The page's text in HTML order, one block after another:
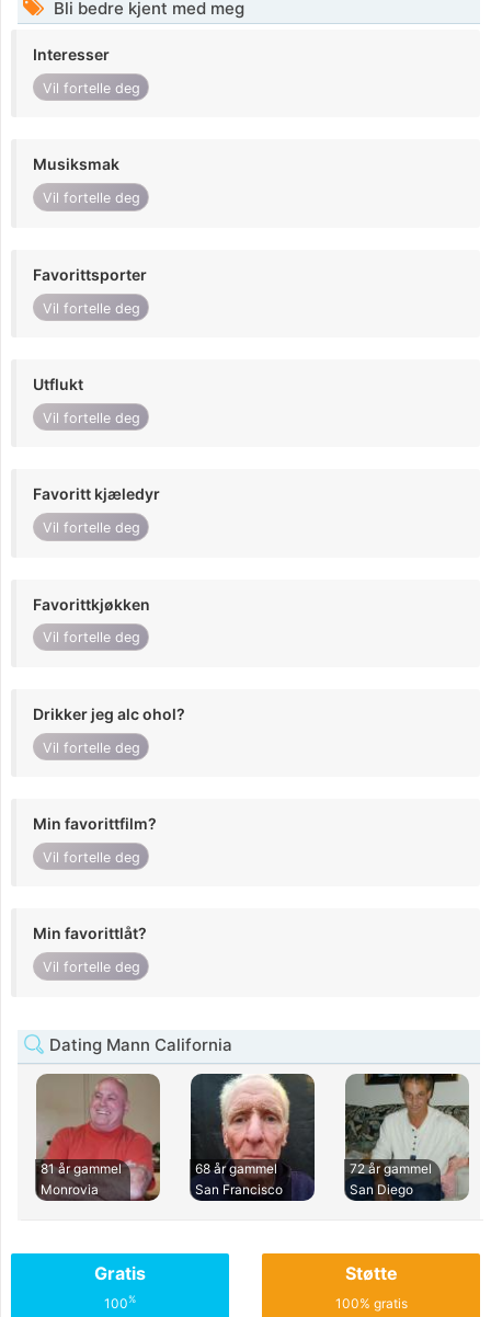
Bli bedre kjent med meg
Interesser
Vil fortelle deg
Musiksmak
Vil fortelle deg
Favorittsporter
Vil fortelle deg
Utflukt
Vil fortelle deg
Favoritt kjæledyr
Vil fortelle deg
Favorittkjøkken
Vil fortelle deg
Drikker jeg alc ohol?
Vil fortelle deg
Min favorittfilm?
Vil fortelle deg
Min favorittlåt?
Vil fortelle deg
Dating Mann California
81 år gammel
Monrovia
68 år gammel
San Francisco
72 år gammel
San Diego
Gratis
100%
Støtte
100% gratis